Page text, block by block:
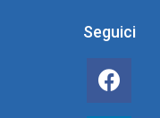
Seguici